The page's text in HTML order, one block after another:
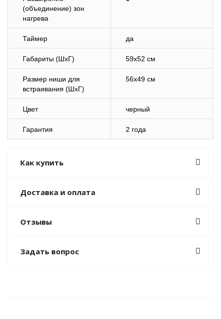
(объединение) зон
нагрева
Таймер да
Габариты (ШхГ) 59х52 см
Размер ниши для
встраивания (ШхГ)
56х49 см
Цвет черный
Гарантия 2 года
Как купить
Доставка и оплата
Отзывы
Задать вопрос